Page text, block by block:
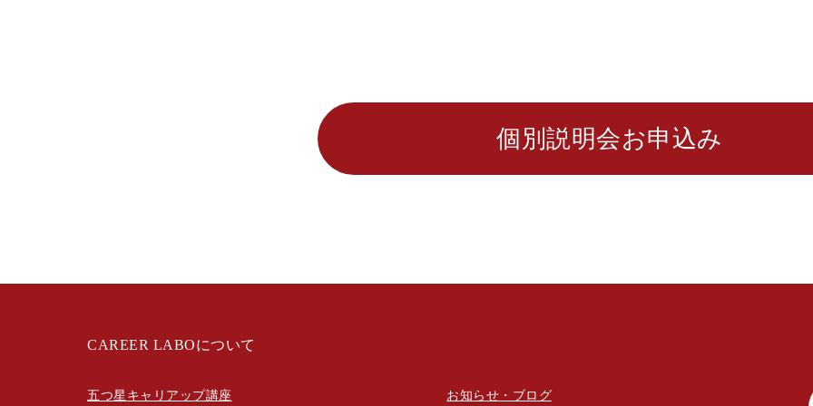
個別説明会お申込み
CAREER LABOについて
五つ星キャリアップ講座 お知らせ・ブログ